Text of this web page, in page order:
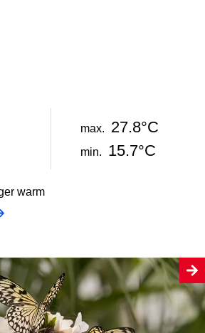
max. 27.8°C
min. 15.7°C
warm